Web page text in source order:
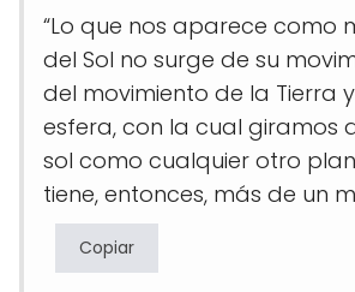
“Lo que nos aparece como
del Sol no surge de su
del movimiento de la Tierra
esfera, con la cual giramos
sol como cualquier otro
tiene, entonces, más de un
Copiar